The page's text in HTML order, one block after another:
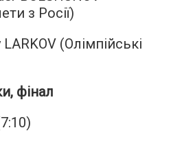
з Росії)
(Олімпійські
фінал